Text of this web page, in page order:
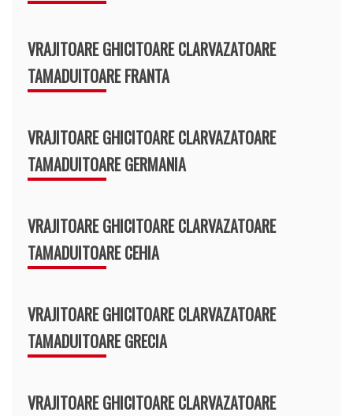
VRAJITOARE GHICITOARE CLARVAZATOARE
TAMADUITOARE FRANTA
VRAJITOARE GHICITOARE CLARVAZATOARE
TAMADUITOARE GERMANIA
VRAJITOARE GHICITOARE CLARVAZATOARE
TAMADUITOARE CEHIA
VRAJITOARE GHICITOARE CLARVAZATOARE
TAMADUITOARE GRECIA
VRAJITOARE GHICITOARE CLARVAZATOARE